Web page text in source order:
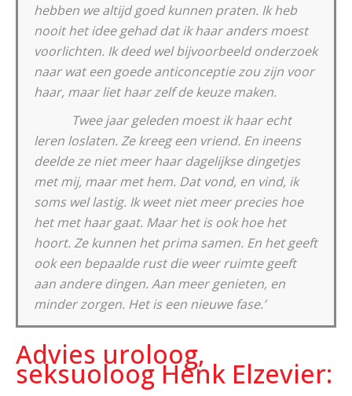
hebben we altijd goed kunnen praten. Ik heb
nooit het idee gehad dat ik haar anders moest
voorlichten. Ik deed wel bijvoorbeeld onderzoek
naar wat een goede anticonceptie zou zijn voor
haar, maar liet haar zelf de keuze maken.
Twee jaar geleden moest ik haar echt
leren loslaten. Ze kreeg een vriend. En ineens
deelde ze niet meer haar dagelijkse dingetjes
met mij, maar met hem. Dat vond, en vind, ik
soms wel lastig. Ik weet niet meer precies hoe
het met haar gaat. Maar het is ook hoe het
hoort. Ze kunnen het prima samen. En het geeft
ook een bepaalde rust die weer ruimte geeft
aan andere dingen. Aan meer genieten, en
minder zorgen. Het is een nieuwe fase.’
Advies uroloog,
seksuoloog Henk Elzevier: